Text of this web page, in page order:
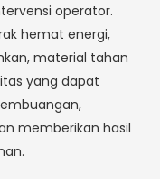
operator.
hemat energi,
material tahan
yang dapat
memberikan hasil